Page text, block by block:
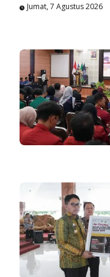
Jumat, 7 Agustus 2026